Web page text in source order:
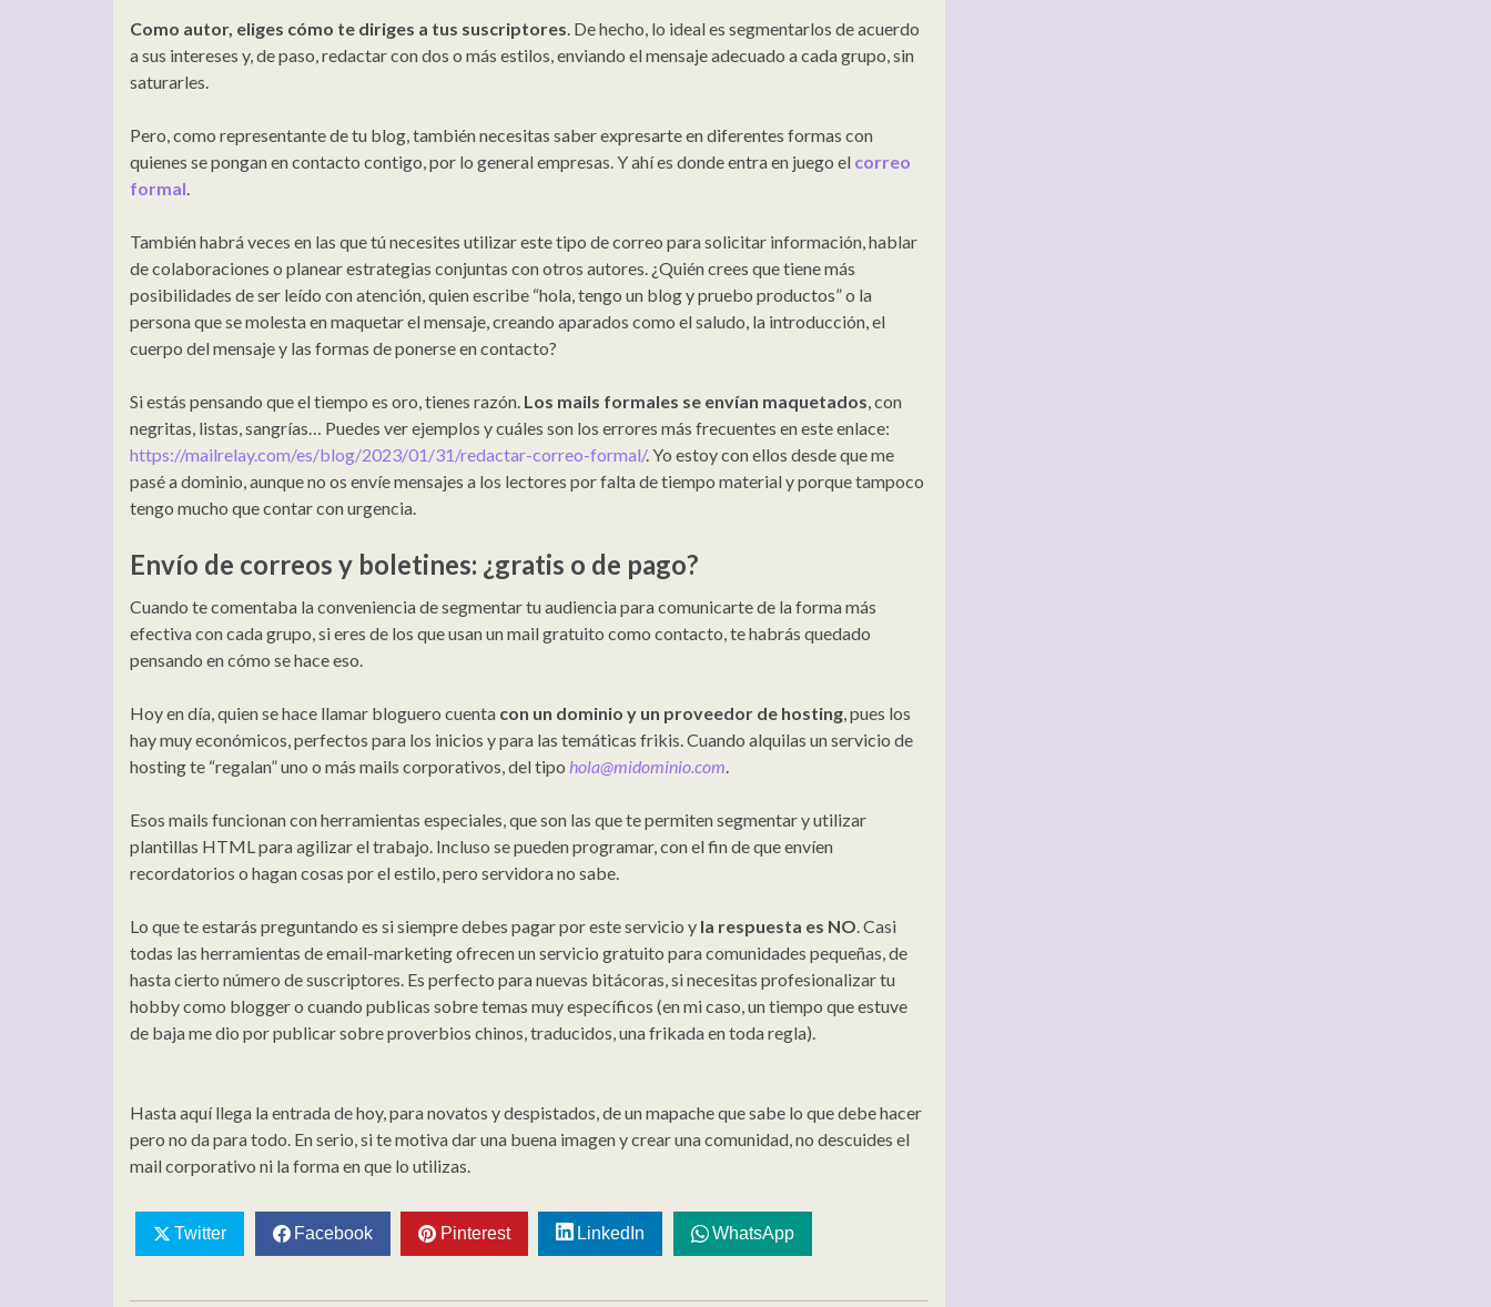
Como autor, eliges cómo te diriges a tus suscriptores . De hecho, lo ideal es segmentarlos de acuerdo
a sus intereses y, de paso, redactar con dos o más estilos, enviando el mensaje adecuado a cada grupo, sin
saturarles.
Pero, como representante de tu blog, también necesitas saber expresarte en diferentes formas con
quienes se pongan en contacto contigo, por lo general empresas. Y ahí es donde entra en juego el correo
formal
También habrá veces en las que tú necesites utilizar este tipo de correo para solicitar información, hablar
de colaboraciones o planear estrategias conjuntas con otros autores. ¿Quién crees que tiene más
posibilidades de ser leído con atención, quien escribe “hola, tengo un blog y pruebo productos” o la
persona que se molesta en maquetar el mensaje, creando aparados como el saludo, la introducción, el
cuerpo del mensaje y las formas de ponerse en contacto?
Si estás pensando que el tiempo es oro, tienes razón. Los mails formales se envían maquetados , con
negritas, listas, sangrías… Puedes ver ejemplos y cuáles son los errores más frecuentes en este enlace:
https://mailrelay.com/es/blog/2023/01/31/redactar-correo-formal/. Yo estoy con ellos desde que me
pasé a dominio, aunque no os envíe mensajes a los lectores por falta de tiempo material y porque tampoco
tengo mucho que contar con urgencia.
Envío de correos y boletines: ¿gratis o de pago?
Cuando te comentaba la conveniencia de segmentar tu audiencia para comunicarte de la forma más
efectiva con cada grupo, si eres de los que usan un mail gratuito como contacto, te habrás quedado
pensando en cómo se hace eso.
Hoy en día, quien se hace llamar bloguero cuenta con un dominio y un proveedor de hosting , pues los
hay muy económicos, perfectos para los inicios y para las temáticas frikis. Cuando alquilas un servicio de
hosting te “regalan” uno o más mails corporativos, del tipo hola@midominio.com
Esos mails funcionan con herramientas especiales, que son las que te permiten segmentar y utilizar
plantillas HTML para agilizar el trabajo. Incluso se pueden programar, con el fin de que envíen
recordatorios o hagan cosas por el estilo, pero servidora no sabe.
Lo que te estarás preguntando es si siempre debes pagar por este servicio y la respuesta es NO . Casi
todas las herramientas de email-marketing ofrecen un servicio gratuito para comunidades pequeñas, de
hasta cierto número de suscriptores. Es perfecto para nuevas bitácoras, si necesitas profesionalizar tu
hobby como blogger o cuando publicas sobre temas muy específicos (en mi caso, un tiempo que estuve
de baja me dio por publicar sobre proverbios chinos, traducidos, una frikada en toda regla).
Hasta aquí llega la entrada de hoy, para novatos y despistados, de un mapache que sabe lo que debe hacer
pero no da para todo. En serio, si te motiva dar una buena imagen y crear una comunidad, no descuides el
mail corporativo ni la forma en que lo utilizas.
Twitter Facebook Pinterest LinkedIn WhatsApp